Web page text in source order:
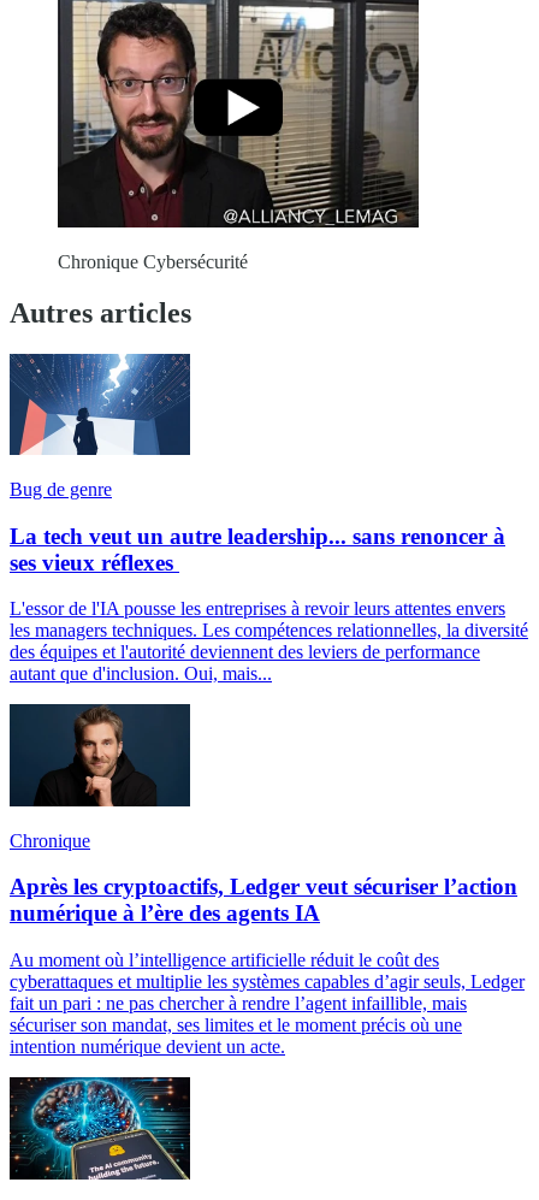
Chronique Cybersécurité
Autres articles
Bug de genre
La tech veut un autre leadership... sans renoncer à
ses vieux réflexes
L'essor de l'IA pousse les entreprises à revoir leurs attentes envers
les managers techniques. Les compétences relationnelles, la diversité
des équipes et l'autorité deviennent des leviers de performance
autant que d'inclusion. Oui, mais...
Chronique
Après les cryptoactifs, Ledger veut sécuriser l’action
numérique à l’ère des agents IA
Au moment où l’intelligence artificielle réduit le coût des
cyberattaques et multiplie les systèmes capables d’agir seuls, Ledger
fait un pari : ne pas chercher à rendre l’agent infaillible, mais
sécuriser son mandat, ses limites et le moment précis où une
intention numérique devient un acte.